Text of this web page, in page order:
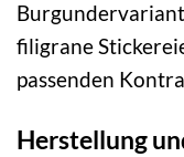
filigrane
passenden
Herstellung